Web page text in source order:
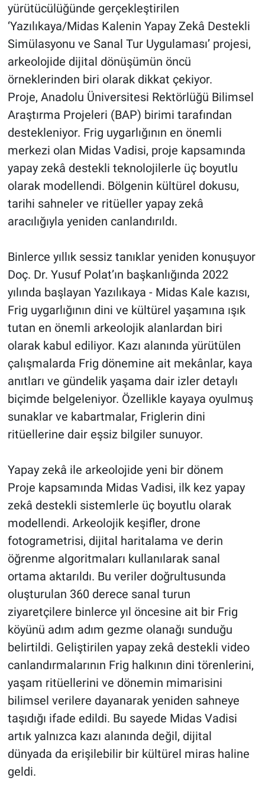
yürütücülüğünde gerçekleştirilen
‘Yazılıkaya/Midas Kalenin Yapay Zekâ Destekli
Simülasyonu ve Sanal Tur Uygulaması’ projesi,
arkeolojide dijital dönüşümün öncü
örneklerinden biri olarak dikkat çekiyor.
Proje, Anadolu Üniversitesi Rektörlüğü Bilimsel
Araştırma Projeleri (BAP) birimi tarafından
destekleniyor. Frig uygarlığının en önemli
merkezi olan Midas Vadisi, proje kapsamında
yapay zekâ destekli teknolojilerle üç boyutlu
olarak modellendi. Bölgenin kültürel dokusu,
tarihi sahneler ve ritüeller yapay zekâ
aracılığıyla yeniden canlandırıldı.
Binlerce yıllık sessiz tanıklar yeniden konuşuyor
Doç. Dr. Yusuf Polat’ın başkanlığında 2022
yılında başlayan Yazılıkaya - Midas Kale kazısı,
Frig uygarlığının dini ve kültürel yaşamına ışık
tutan en önemli arkeolojik alanlardan biri
olarak kabul ediliyor. Kazı alanında yürütülen
çalışmalarda Frig dönemine ait mekânlar, kaya
anıtları ve gündelik yaşama dair izler detaylı
biçimde belgeleniyor. Özellikle kayaya oyulmuş
sunaklar ve kabartmalar, Friglerin dini
ritüellerine dair eşsiz bilgiler sunuyor.
Yapay zekâ ile arkeolojide yeni bir dönem
Proje kapsamında Midas Vadisi, ilk kez yapay
zekâ destekli sistemlerle üç boyutlu olarak
modellendi. Arkeolojik keşifler, drone
fotogrametrisi, dijital haritalama ve derin
öğrenme algoritmaları kullanılarak sanal
ortama aktarıldı. Bu veriler doğrultusunda
oluşturulan 360 derece sanal turun
ziyaretçilere binlerce yıl öncesine ait bir Frig
köyünü adım adım gezme olanağı sunduğu
belirtildi. Geliştirilen yapay zekâ destekli video
canlandırmalarının Frig halkının dini törenlerini,
yaşam ritüellerini ve dönemin mimarisini
bilimsel verilere dayanarak yeniden sahneye
taşıdığı ifade edildi. Bu sayede Midas Vadisi
artık yalnızca kazı alanında değil, dijital
dünyada da erişilebilir bir kültürel miras haline
geldi.